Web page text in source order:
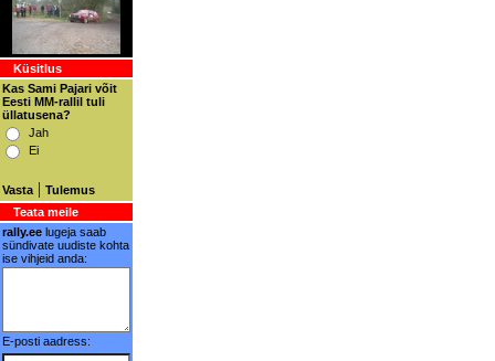
Küsitlus
Kas Sami Pajari võit
Eesti MM-rallil tuli
üllatusena?
Jah
Ei
Vasta | Tulemus
Teata meile
rally.ee lugeja saab
sündivate uudiste kohta
ise vihjeid anda:
E-posti aadress: